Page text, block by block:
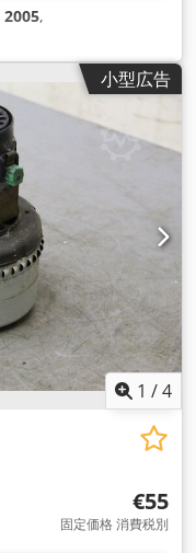
2005,
小型広告
1 /4
€55
固定価格 消費税別